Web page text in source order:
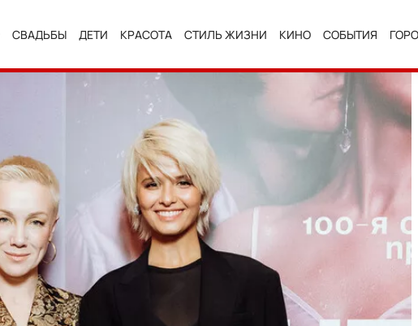
СВАДЬБЫ ДЕТИ КРАСОТА СТИЛЬ ЖИЗНИ КИНО СОБЫТИЯ